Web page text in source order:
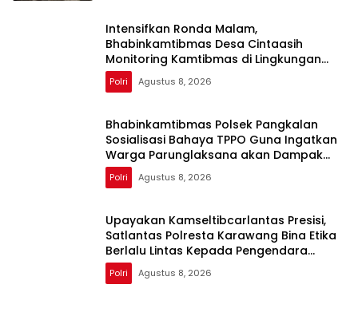
Intensifkan Ronda Malam,
Bhabinkamtibmas Desa Cintaasih
Monitoring Kamtibmas di Lingkungan
Masyarakat
Polri Agustus 8, 2026
Bhabinkamtibmas Polsek Pangkalan
Sosialisasi Bahaya TPPO Guna Ingatkan
Warga Parunglaksana akan Dampak
Buruknya
Polri Agustus 8, 2026
Upayakan Kamseltibcarlantas Presisi,
Satlantas Polresta Karawang Bina Etika
Berlalu Lintas Kepada Pengendara
Motor
Polri Agustus 8, 2026